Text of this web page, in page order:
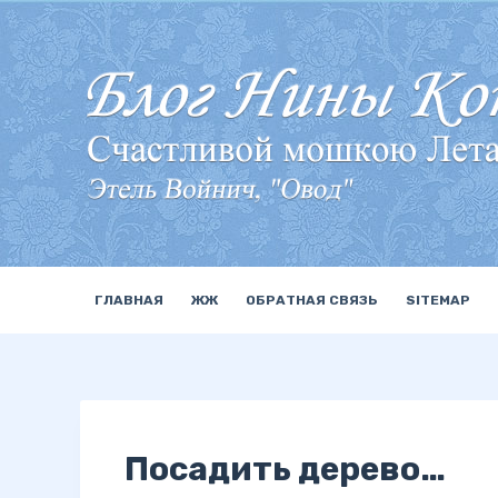
П
е
р
е
й
т
и
к
с
ГЛАВНАЯ ЖЖ ОБРАТНАЯ СВЯЗЬ SITEMAP
Посадить дерево…